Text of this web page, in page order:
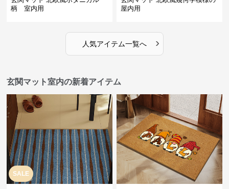
柄 室内用
屋内用
人気アイテム一覧へ ›
玄関マット室内の新着アイテム
SALE